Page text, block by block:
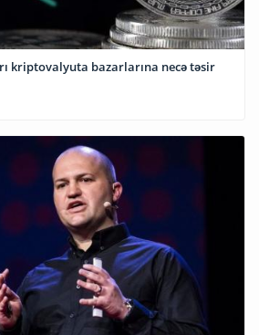
kriptovalyuta bazarlarına necə təsir